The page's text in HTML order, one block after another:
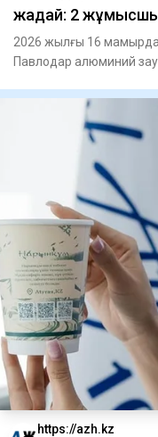
жағдай: 2
2026 жылғы 16
Павлодар алюминий
https://azh.kz